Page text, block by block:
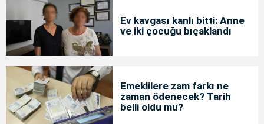
Ev kavgası kanlı bitti: Anne
ve iki çocuğu bıçaklandı
Emeklilere zam farkı ne
zaman ödenecek? Tarih
belli oldu mu?